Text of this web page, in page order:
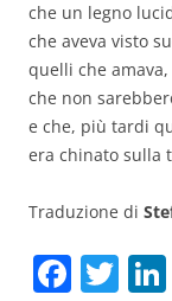
che un legno
che aveva visto
quelli che
che non
e che, più tardi
era chinato sulla
Traduzione di
F T